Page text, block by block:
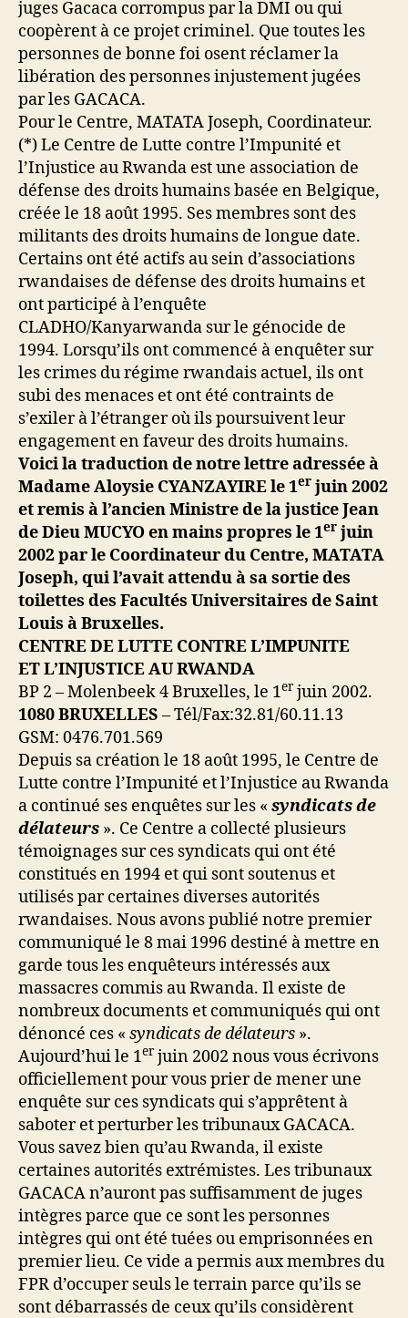
juges Gacaca corrompus par la DMI ou qui
coopèrent à ce projet criminel. Que toutes les
personnes de bonne foi osent réclamer la
libération des personnes injustement jugées
par les GACACA.
Pour le Centre, MATATA Joseph, Coordinateur.
(*) Le Centre de Lutte contre l’Impunité et
l’Injustice au Rwanda est une association de
défense des droits humains basée en Belgique,
créée le 18 août 1995. Ses membres sont des
militants des droits humains de longue date.
Certains ont été actifs au sein d’associations
rwandaises de défense des droits humains et
ont participé à l’enquête
CLADHO/Kanyarwanda sur le génocide de
1994. Lorsqu’ils ont commencé à enquêter sur
les crimes du régime rwandais actuel, ils ont
subi des menaces et ont été contraints de
s’exiler à l’étranger où ils poursuivent leur
engagement en faveur des droits humains.
Voici la traduction de notre lettre adressée à
Madame Aloysie CYANZAYIRE le 1er juin 2002
et remis à l’ancien Ministre de la justice Jean
de Dieu MUCYO en mains propres le 1er juin
2002 par le Coordinateur du Centre, MATATA
Joseph, qui l’avait attendu à sa sortie des
toilettes des Facultés Universitaires de Saint
Louis à Bruxelles.
CENTRE DE LUTTE CONTRE L’IMPUNITE
ET L’INJUSTICE AU RWANDA
BP 2 – Molenbeek 4 Bruxelles, le 1er juin 2002.
1080 BRUXELLES – Tél/Fax:32.81/60.11.13
GSM: 0476.701.569
Depuis sa création le 18 août 1995, le Centre de
Lutte contre l’Impunité et l’Injustice au Rwanda
a continué ses enquêtes sur les « syndicats de
délateurs ». Ce Centre a collecté plusieurs
témoignages sur ces syndicats qui ont été
constitués en 1994 et qui sont soutenus et
utilisés par certaines diverses autorités
rwandaises. Nous avons publié notre premier
communiqué le 8 mai 1996 destiné à mettre en
garde tous les enquêteurs intéressés aux
massacres commis au Rwanda. Il existe de
nombreux documents et communiqués qui ont
dénoncé ces « syndicats de délateurs ».
Aujourd’hui le 1er juin 2002 nous vous écrivons
officiellement pour vous prier de mener une
enquête sur ces syndicats qui s’apprêtent à
saboter et perturber les tribunaux GACACA.
Vous savez bien qu’au Rwanda, il existe
certaines autorités extrémistes. Les tribunaux
GACACA n’auront pas suffisamment de juges
intègres parce que ce sont les personnes
intègres qui ont été tuées ou emprisonnées en
premier lieu. Ce vide a permis aux membres du
FPR d’occuper seuls le terrain parce qu’ils se
sont débarrassés de ceux qu’ils considèrent